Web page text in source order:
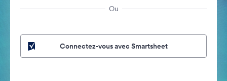
Ou
Connectez-vous avec Smartsheet